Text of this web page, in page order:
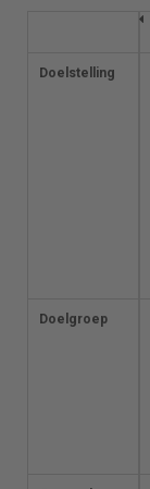
Doelstelling
Doelgroep